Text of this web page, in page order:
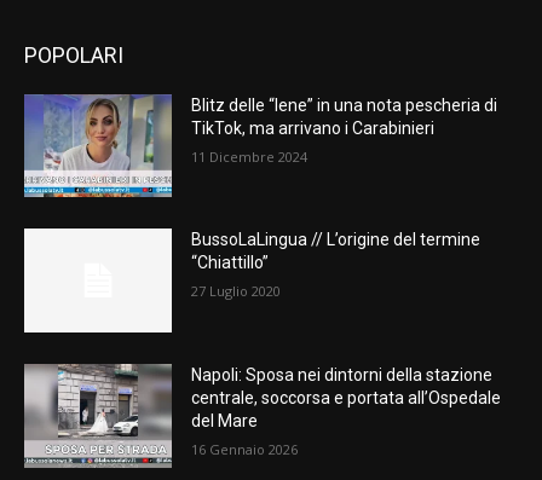
POPOLARI
Blitz delle “Iene” in una nota pescheria di
TikTok, ma arrivano i Carabinieri
11 Dicembre 2024
BussoLaLingua // L’origine del termine
“Chiattillo”
27 Luglio 2020
Napoli: Sposa nei dintorni della stazione
centrale, soccorsa e portata all’Ospedale
del Mare
16 Gennaio 2026